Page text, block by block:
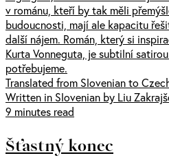
v románu, kteří by tak měli
budoucnosti, mají ale kapacitu
další nájem. Román, který si
Kurta Vonneguta, je subtilní
potřebujeme.
Translated from Slovenian to
Written in Slovenian by Liu
9 minutes read
Šťastný konec